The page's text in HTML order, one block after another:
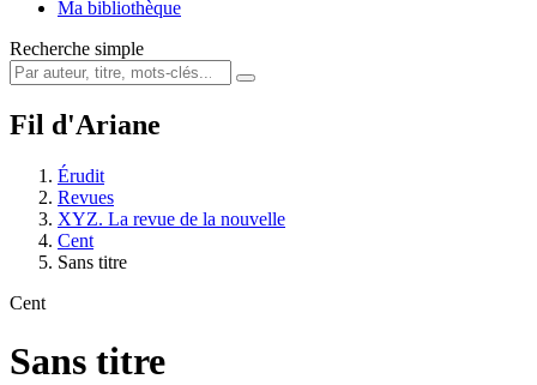
Ma bibliothèque
Recherche simple
Fil d'Ariane
Érudit
Revues
XYZ. La revue de la nouvelle
Cent
Sans titre
Cent
Sans titre